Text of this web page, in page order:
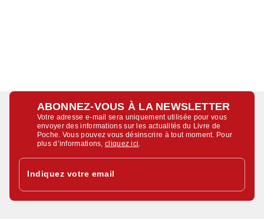
ABONNEZ-VOUS À LA NEWSLETTER
Votre adresse e-mail sera uniquement utilisée pour vous
envoyer des informations sur les actualités du Livre de
Poche. Vous pouvez vous désinscrire à tout moment. Pour
plus d’informations,cliquez ici
Indiquez votre email